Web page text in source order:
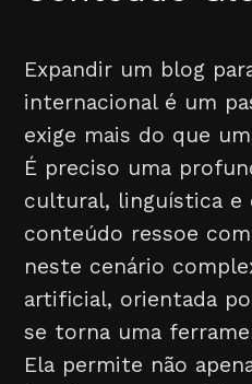
Expandir um blog
internacional é um
exige mais do que
É preciso uma
cultural, linguística e
conteúdo ressoe
neste cenário
artificial, orientada
se torna uma
Ela permite não